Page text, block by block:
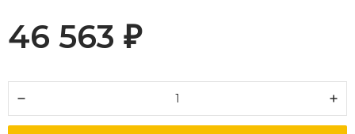
46 563 ₽